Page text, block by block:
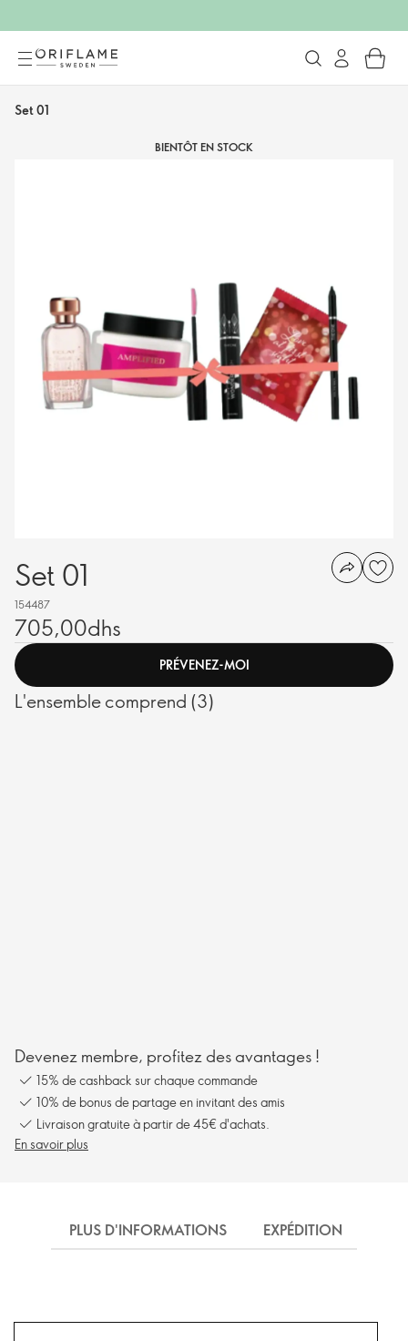
Set 01
BIENTÔT EN STOCK
Set 01
154487
705,00dhs
PRÉVENEZ-MOI
L'ensemble comprend (3)
Devenez membre, profitez des avantages !
15% de cashback sur chaque commande
10% de bonus de partage en invitant des amis
Livraison gratuite à partir de 45€ d'achats.
En savoir plus
PLUS D'INFORMATIONS EXPÉDITION